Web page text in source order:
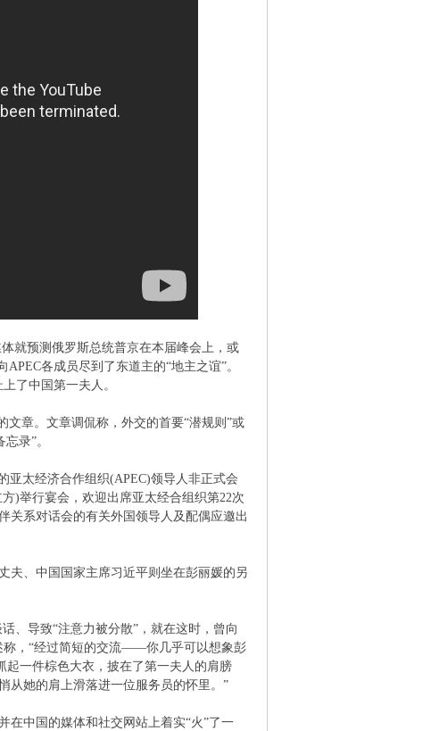
就预测俄罗斯总统普京在本届峰会上，或
各成员尽到了东道主的“地主之谊”。
了中国第一夫人。
文章。文章调侃称，外交的首要“潜规则”或
录”。
亚太经济合作组织(APEC)领导人非正式会
)举行宴会，欢迎出席亚太经合组织第22次
关系对话会的有关外国领导人及配偶应邀出
夫、中国国家主席习近平则坐在彭丽媛的另
、导致“注意力被分散”，就在这时，曾向
称，“经过简短的交流——你几乎可以想象彭
起一件棕色大衣，披在了第一夫人的肩膀
她的肩上滑落进一位服务员的怀里。”
在中国的媒体和社交网站上着实“火”了一